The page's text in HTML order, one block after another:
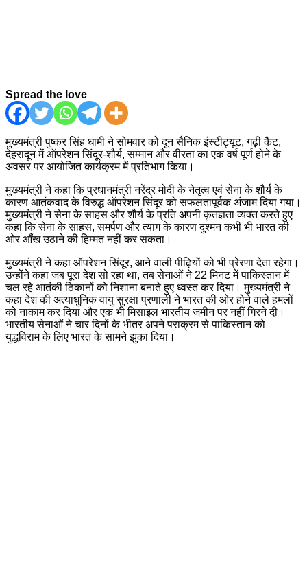
Spread the love
मुख्यमंत्री पुष्कर सिंह धामी ने सोमवार को दून सैनिक इंस्टीट्यूट, गढ़ी कैंट,
देहरादून में ऑपरेशन सिंदूर-शौर्य, सम्मान और वीरता का एक वर्ष पूर्ण होने के
अवसर पर आयोजित कार्यक्रम में प्रतिभाग किया।
मुख्यमंत्री ने कहा कि प्रधानमंत्री नरेंद्र मोदी के नेतृत्व एवं सेना के शौर्य के
कारण आतंकवाद के विरुद्ध ऑपरेशन सिंदूर को सफलतापूर्वक अंजाम दिया गया।
मुख्यमंत्री ने सेना के साहस और शौर्य के प्रति अपनी कृतज्ञता व्यक्त करते हुए
कहा कि सेना के साहस, समर्पण और त्याग के कारण दुश्मन कभी भी भारत की
ओर आँख उठाने की हिम्मत नहीं कर सकता।
मुख्यमंत्री ने कहा ऑपरेशन सिंदूर, आने वाली पीढ़ियों को भी प्रेरणा देता रहेगा।
उन्होंने कहा जब पूरा देश सो रहा था, तब सेनाओं ने 22 मिनट में पाकिस्तान में
चल रहे आतंकी ठिकानों को निशाना बनाते हुए ध्वस्त कर दिया। मुख्यमंत्री ने
कहा देश की अत्याधुनिक वायु सुरक्षा प्रणाली ने भारत की ओर होने वाले हमलों
को नाकाम कर दिया और एक भी मिसाइल भारतीय जमीन पर नहीं गिरने दी।
भारतीय सेनाओं ने चार दिनों के भीतर अपने पराक्रम से पाकिस्तान को
युद्धविराम के लिए भारत के सामने झुका दिया।